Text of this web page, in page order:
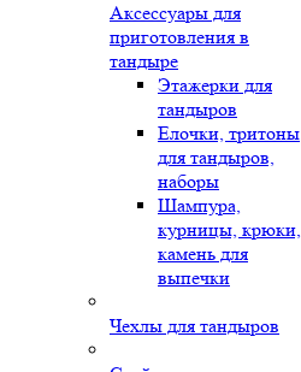
Аксессуары для
приготовления в
тандыре
Этажерки для
тандыров
Елочки, тритоны
для тандыров,
наборы
Шампура,
курницы, крюки,
камень для
выпечки
Чехлы для тандыров